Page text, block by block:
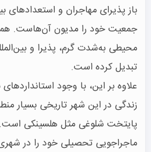
باز پذیرای مهاجران و استعدادهای
جمعیت خود را مدیون آن‌هاست.
محیطی به‌شدت گرم، پذیرا و
تبدیل کرده است.
علاوه بر این، با وجود
زندگی در این شهر تاریخی بسیار
پایتخت شلوغی مثل هلسینکی
ماجراجویی تحصیلی خود را در